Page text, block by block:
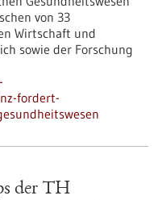
von 33
Wirtschaft und
sowie der Forschung
fordert-
der TH